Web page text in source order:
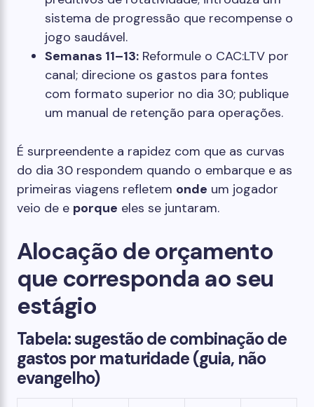
sistema de progressão que recompense o
jogo saudável.
Semanas 11–13: Reformule o CAC:LTV por
canal; direcione os gastos para fontes
com formato superior no dia 30; publique
um manual de retenção para operações.
É surpreendente a rapidez com que as curvas
do dia 30 respondem quando o embarque e as
primeiras viagens refletem onde um jogador
veio de e porque eles se juntaram.
Alocação de orçamento
que corresponda ao seu
estágio
Tabela: sugestão de combinação de
gastos por maturidade (guia, não
evangelho)